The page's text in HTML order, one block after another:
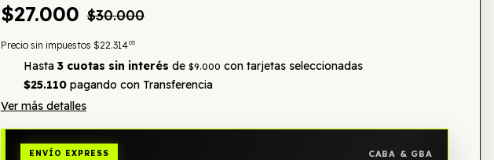
$27.000 $30.000
Precio sin impuestos $22.31405
Hasta 3 cuotas sin interés de $9.000 con tarjetas seleccionadas
$25.110pagando con Transferencia
Ver más detalles
ENVÍO EXPRESS CABA & GBA